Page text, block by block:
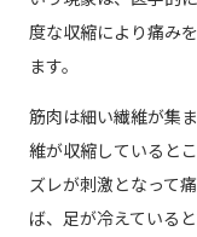
度な収縮により痛み
ます。
筋肉は細い繊維が集
維が収縮していると
ズレが刺激となって
ば、足が冷えている